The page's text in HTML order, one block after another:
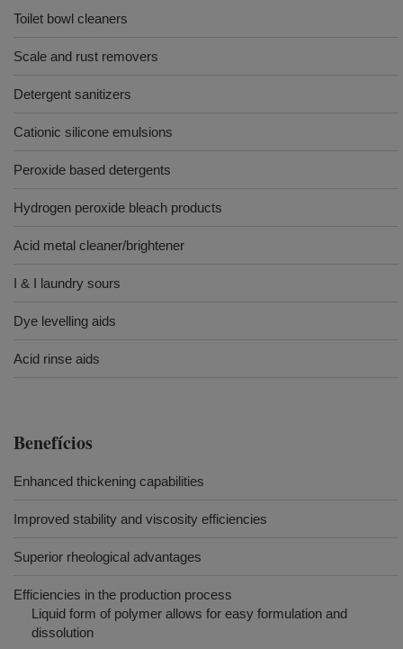
Toilet bowl cleaners
Scale and rust removers
Detergent sanitizers
Cationic silicone emulsions
Peroxide based detergents
Hydrogen peroxide bleach products
Acid metal cleaner/brightener
I & I laundry sours
Dye levelling aids
Acid rinse aids
Benefícios
Enhanced thickening capabilities
Improved stability and viscosity efficiencies
Superior rheological advantages
Efficiencies in the production process
Liquid form of polymer allows for easy formulation and
dissolution